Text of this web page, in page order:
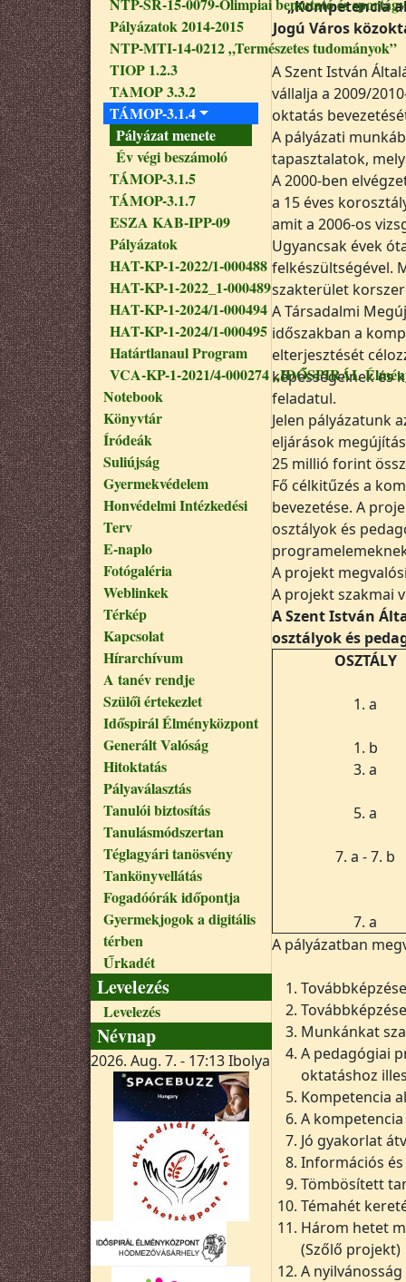
Pályázatok 2014-2015
NTP-MTI-14-0212 „Természetes tudományok”
TIOP 1.2.3
TAMOP 3.3.2
TÁMOP-3.1.4
Pályázat menete
Év végi beszámoló
TÁMOP-3.1.5
TÁMOP-3.1.7
ESZA KAB-IPP-09
Pályázatok
HAT-KP-1-2022/1-000488
HAT-KP-1-2022_1-000489
HAT-KP-1-2024/1-000494
HAT-KP-1-2024/1-000495
Határtlanaul Program
VCA-KP-1-2021/4-000274 „IDŐSPIRÁL
Notebook
Könyvtár
Íródeák
Suliújság
Gyermekvédelem
Honvédelmi Intézkedési
Terv
E-naplo
Fotógaléria
Weblinkek
Térkép
Kapcsolat
Hírarchívum
A tanév rendje
Szülői értekezlet
Időspirál Élményközpont
Generált Valóság
Hitoktatás
Pályaválasztás
Tanulói biztosítás
Tanulásmódszertan
Téglagyári tanösvény
Tankönyvellátás
Fogadóórák időpontja
Gyermekjogok a digitális
térben
Űrkadét
Levelezés
Levelezés
Névnap
2026. Aug. 7. - 17:13Ibolya
„Kompetencia
Jogú Város
A Szent István
vállalja a 2009/
oktatás
A pályázati
tapasztalatok,
A 2000-ben
a 15 éves
amit a 2006-os
Ugyancsak évek
felkészültségével.
szakterület
A Társadalmi
időszakban a
elterjesztését
képességeinek és
feladatul.
Jelen pályázatunk
eljárások
25 millió forint
Fő célkitűzés a
bevezetése. A
osztályok és
A projekt
A projekt szakmai
A Szent István
osztályok és
OSZTÁLY
1. a
1. b
3. a
5. a
7. a - 7. b
7. a
A pályázatban
Munkánkat
A pedagógiai
oktatáshoz
Kompetencia
A
Jó gyakorlat
Információs
Tömbösített
Témahét
Három hetet
(Szőlő projekt)
A